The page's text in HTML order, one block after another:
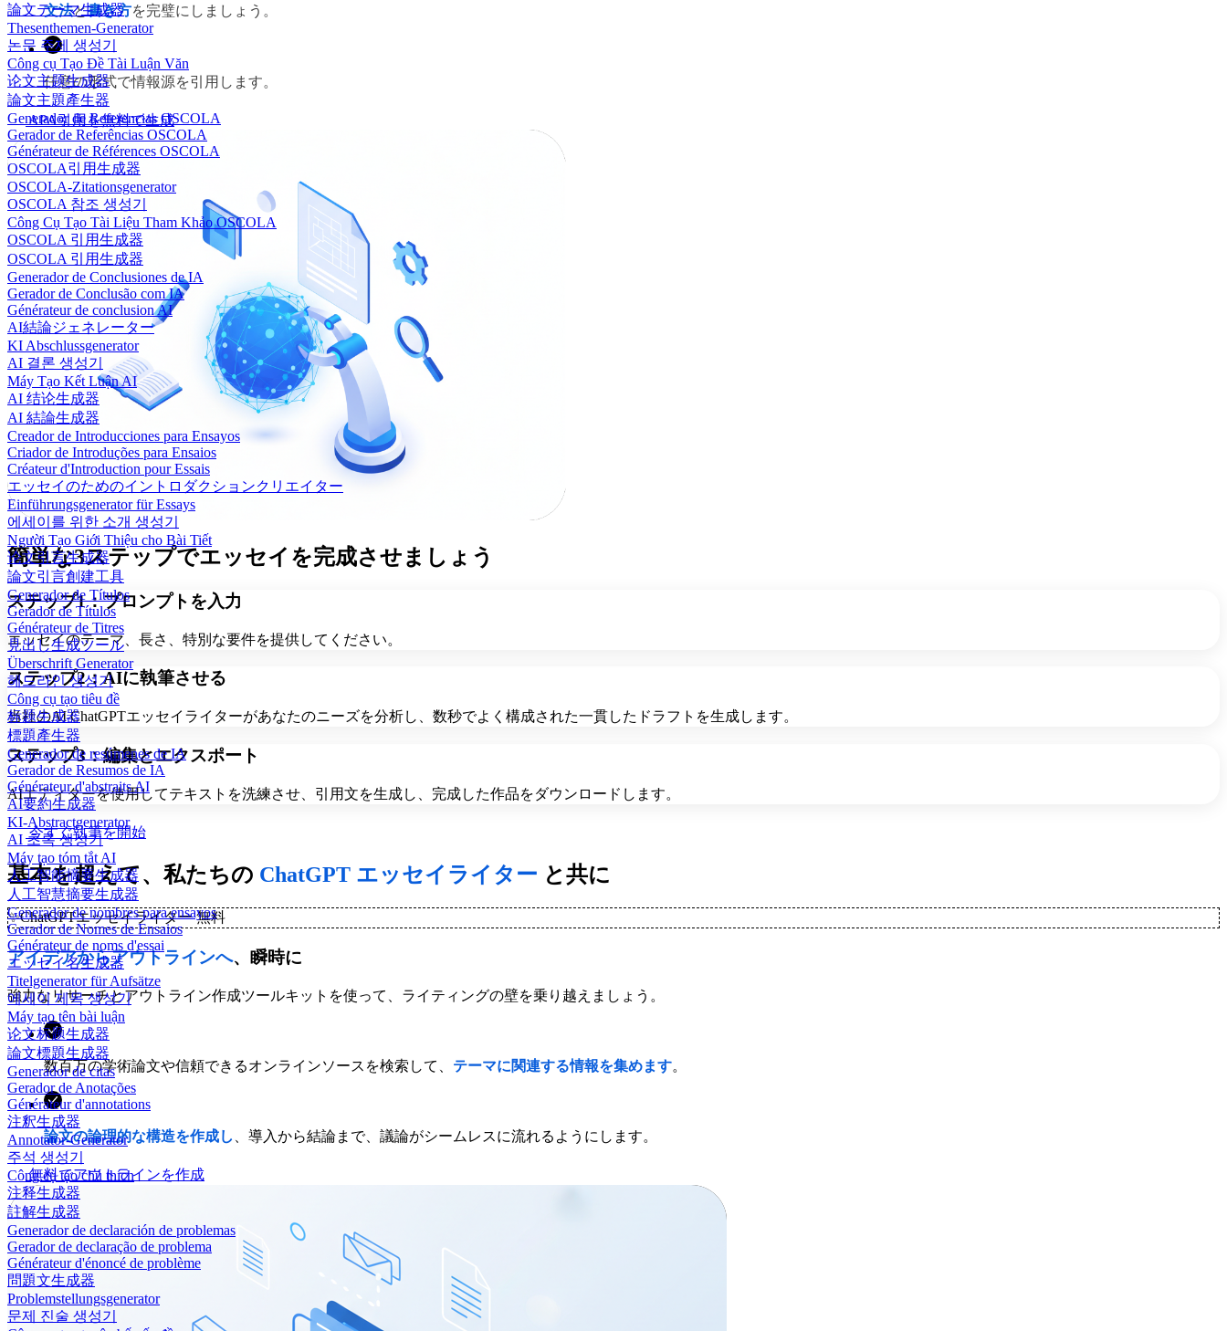
論文テーマ生成器
Thesenthemen-Generator
논문 주제 생성기
Công cụ Tạo Đề Tài Luận Văn
论文主题生成器
論文主題產生器
Generador de Referencias OSCOLA
Gerador de Referências OSCOLA
Générateur de Références OSCOLA
OSCOLA引用生成器
OSCOLA-Zitationsgenerator
OSCOLA 참조 생성기
Công Cụ Tạo Tài Liệu Tham Khảo OSCOLA
OSCOLA 引用生成器
OSCOLA 引用生成器
Generador de Conclusiones de IA
Gerador de Conclusão com IA
Générateur de conclusion AI
AI結論ジェネレーター
KI Abschlussgenerator
AI 결론 생성기
Máy Tạo Kết Luận AI
AI 结论生成器
AI 結論生成器
Creador de Introducciones para Ensayos
Criador de Introduções para Ensaios
Créateur d'Introduction pour Essais
エッセイのためのイントロダクションクリエイター
Einführungsgenerator für Essays
에세이를 위한 소개 생성기
Người Tạo Giới Thiệu cho Bài Tiết
论文引言生成器
論文引言創建工具
Generador de Títulos
Gerador de Títulos
Générateur de Titres
見出し生成ツール
Überschrift Generator
헤드라인 생성기
Công cụ tạo tiêu đề
标题生成器
標題產生器
Generador de resúmenes de IA
Gerador de Resumos de IA
Générateur d'abstraits AI
AI要約生成器
KI-Abstractgenerator
AI 초록 생성기
Máy tạo tóm tắt AI
人工智能摘要生成器
人工智慧摘要生成器
Generador de nombres para ensayos
Gerador de Nomes de Ensaios
Générateur de noms d'essai
エッセイ名生成器
Titelgenerator für Aufsätze
에세이 제목 생성기
Máy tạo tên bài luận
论文标题生成器
論文標題生成器
Generador de citas
Gerador de Anotações
Générateur d'annotations
注釈生成器
Annotator-Generator
주석 생성기
Công cụ tạo chú thích
注释生成器
註解生成器
Generador de declaración de problemas
Gerador de declaração de problema
Générateur d'énoncé de problème
問題文生成器
Problemstellungsgenerator
문제 진술 생성기
文法と書き方を完璧にしましょう。
任意の形式で情報源を引用します。
APA引用を無料で生成
簡単な3ステップでエッセイを完成させましょう
ステップ1：プロンプトを入力
エッセイのテーマ、長さ、特別な要件を提供してください。
ステップ2：AIに執筆させる
当社のAI ChatGPTエッセイライターがあなたのニーズを分析し、数秒でよく構成された一貫したドラフトを生成します。
ステップ3：編集とエクスポート
AIエディターを使用してテキストを洗練させ、引用文を生成し、完成した作品をダウンロードします。
今すぐ執筆を開始
基本を超えて、私たちの ChatGPT エッセイライター と共に
✨ChatGPTエッセイライター 無料
アイデアからアウトラインへ、瞬時に
強力なリサーチとアウトライン作成ツールキットを使って、ライティングの壁を乗り越えましょう。
数百万の学術論文や信頼できるオンラインソースを検索して、 テーマに関連する情報を集めます。
論文の論理的な構造を作成し 、導入から結論まで、議論がシームレスに流れるようにします。
無料でアウトラインを作成